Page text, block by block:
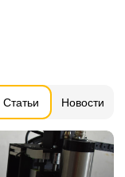
Статьи Новости